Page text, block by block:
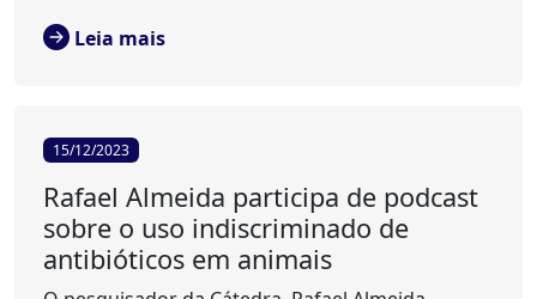
Leia mais
15/12/2023
Rafael Almeida participa de podcast
sobre o uso indiscriminado de
antibióticos em animais